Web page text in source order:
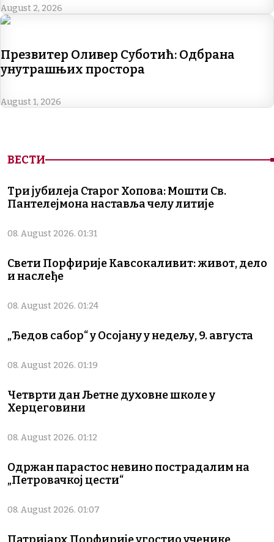
k
n
August 2, 2026
Презвитер Оливер Суботић: Одбрана
унутрашњих простора
August 1, 2026
ВЕСТИ
Три јубилеја Старог Хопова: Мошти Св.
Пантелејмона наставља челу литије
08. August 2026. 01:31
Свети Порфирије Кавсокаливит: живот, дело
и наслеђе
08. August 2026. 01:24
„Ђедов сабор“ у Осојану у недељу, 9. августа
08. August 2026. 01:19
Четврти дан Љетне духовне школе у
Херцеговини
08. August 2026. 01:12
Одржан парастос невино пострадалим на
„Петровачкој цести“
08. August 2026. 01:07